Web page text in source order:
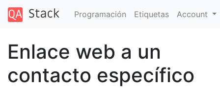
Programación Etiquetas Account
Enlace web a un
contacto específico